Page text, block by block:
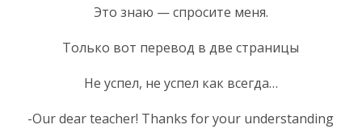
Это знаю — спросите меня.
Только вот перевод в две страницы
Не успел, не успел как всегда…
-Our dear teacher! Thanks for your understanding